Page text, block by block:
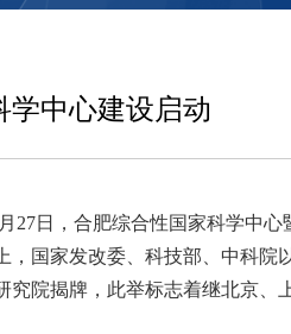
学中心建设启动
27日，合肥综合性国家科学中心
国家发改委、科技部、中科院
院揭牌，此举标志着继北京、